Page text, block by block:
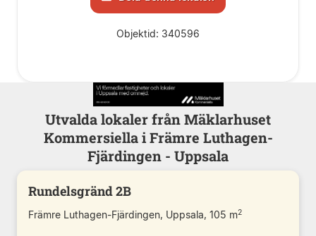
Objektid: 340596
Utvalda lokaler från Mäklarhuset
Kommersiella i Främre Luthagen-
Fjärdingen - Uppsala
Rundelsgränd 2B
Främre Luthagen-Fjärdingen, Uppsala, 105 m2